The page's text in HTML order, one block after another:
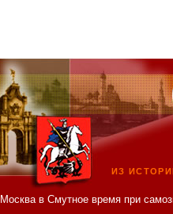
ИЗ
Москва в Смутное время при